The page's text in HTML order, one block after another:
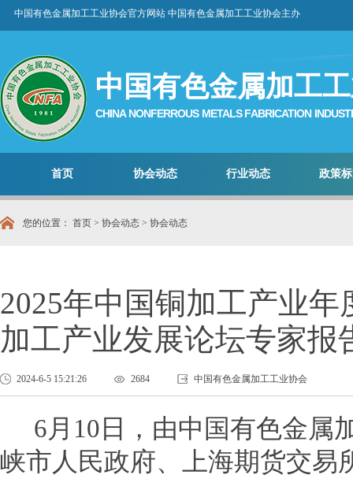
中国有色金属加工工业协会官方网站 中国有色金属加工工业协会主办
中国有色金属加工
CHINA NONFERROUS METALS FABRICATION
首页 协会动态 行业动态 政策
您的位置： 首页 > 协会动态 > 协会动态
2025年中国铜加工产业
加工产业发展论坛专家报
2024-6-5 15:21:26 2684 中国有色金属加工工业协会
6月10日，由中国有色金属
峡市人民政府、上海期货交易